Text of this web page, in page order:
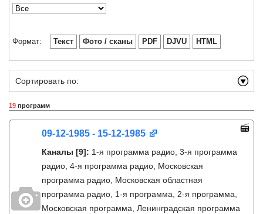
Формат: Текст Фото / сканы PDF DJVU HTML
Сортировать по:
19 программ
09-12-1985 - 15-12-1985
Каналы [9]: 1-я программа радио, 3-я программа
радио, 4-я программа радио, Московская
программа радио, Московская областная
программа радио, 1-я программа, 2-я программа,
Московская программа, Ленинградская программа